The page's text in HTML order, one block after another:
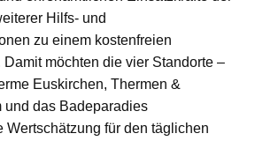
Hilfs- und
zu einem kostenfreien
möchten die vier Standorte –
Euskirchen, Thermen &
und das Badeparadies
Wertschätzung für den täglichen